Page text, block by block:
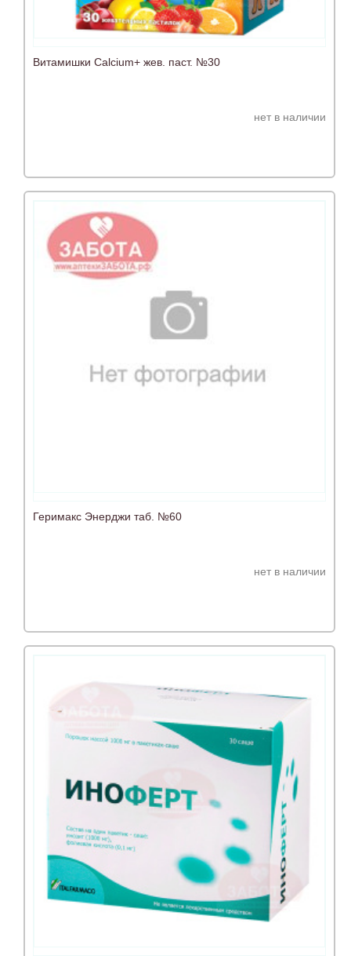
Витамишки Сalcium+ жев. паст. №30
нет в наличии
Геримакс Энерджи таб. №60
нет в наличии